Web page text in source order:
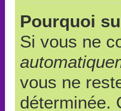
Pourquoi
Si vous ne
vous ne
déterminée.